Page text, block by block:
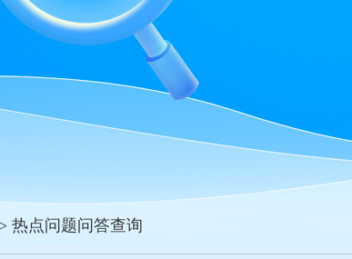
> 热点问题问答查询